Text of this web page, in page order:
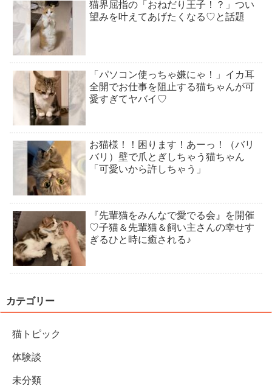
猫界屈指の「おねだり王子！？」つい
望みを叶えてあげたくなる♡と話題
「パソコン使っちゃ嫌にゃ！」イカ耳
全開でお仕事を阻止する猫ちゃんが可
愛すぎてヤバイ♡
お猫様！！困ります！あーっ！（バリ
バリ）壁で爪とぎしちゃう猫ちゃん
「可愛いから許しちゃう」
『先輩猫をみんなで愛でる会』を開催
♡子猫＆先輩猫＆飼い主さんの幸せす
ぎるひと時に癒される♪
カテゴリー
猫トピック
体験談
未分類